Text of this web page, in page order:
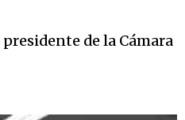
de la Cámara